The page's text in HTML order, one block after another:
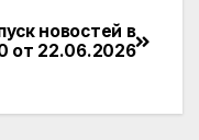
новостей в
от 22.06.2026